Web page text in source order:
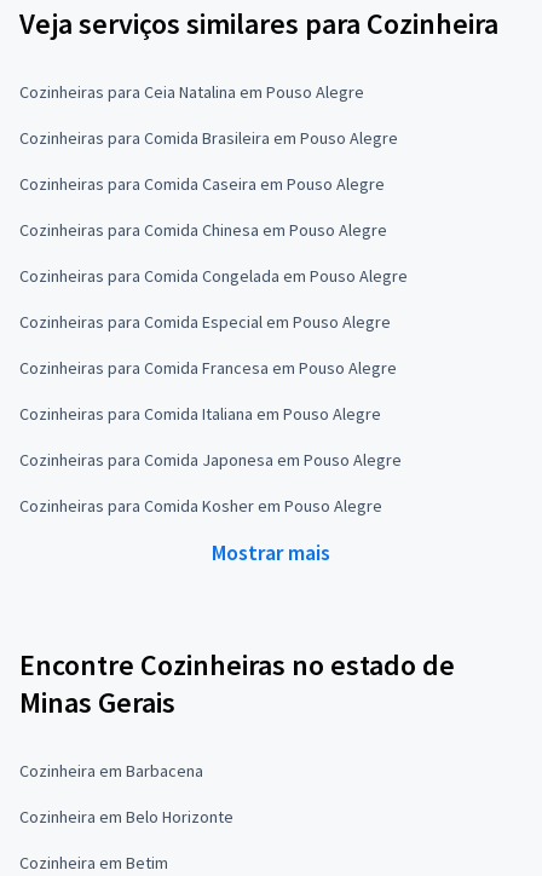
Veja serviços similares para Cozinheira
Cozinheiras para Ceia Natalina em Pouso Alegre
Cozinheiras para Comida Brasileira em Pouso Alegre
Cozinheiras para Comida Caseira em Pouso Alegre
Cozinheiras para Comida Chinesa em Pouso Alegre
Cozinheiras para Comida Congelada em Pouso Alegre
Cozinheiras para Comida Especial em Pouso Alegre
Cozinheiras para Comida Francesa em Pouso Alegre
Cozinheiras para Comida Italiana em Pouso Alegre
Cozinheiras para Comida Japonesa em Pouso Alegre
Cozinheiras para Comida Kosher em Pouso Alegre
Mostrar mais
Encontre Cozinheiras no estado de
Minas Gerais
Cozinheira em Barbacena
Cozinheira em Belo Horizonte
Cozinheira em Betim